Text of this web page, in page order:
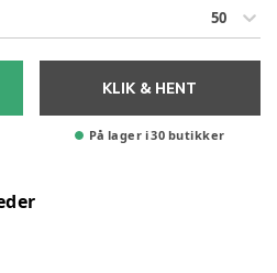
50
KLIK & HENT
På lager i 30 butikker